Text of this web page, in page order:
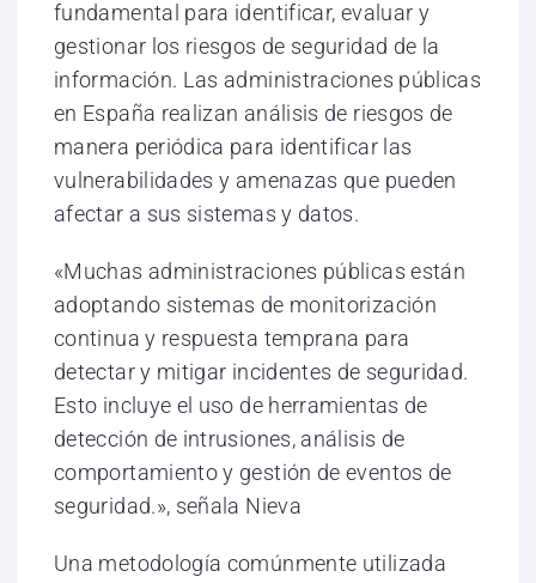
fundamental para identificar, evaluar y
gestionar los riesgos de seguridad de la
información. Las administraciones públicas
en España realizan análisis de riesgos de
manera periódica para identificar las
vulnerabilidades y amenazas que pueden
afectar a sus sistemas y datos.
«Muchas administraciones públicas están
adoptando sistemas de monitorización
continua y respuesta temprana para
detectar y mitigar incidentes de seguridad.
Esto incluye el uso de herramientas de
detección de intrusiones, análisis de
comportamiento y gestión de eventos de
seguridad.», señala Nieva
Una metodología comúnmente utilizada